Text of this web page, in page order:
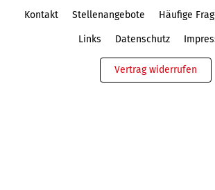
Kontakt Stellenangebote Häufige
Links Datenschutz
Vertrag widerrufen